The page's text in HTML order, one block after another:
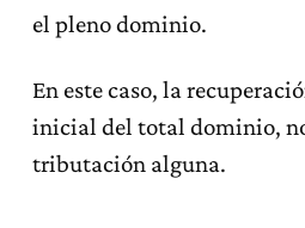
el pleno dominio.
En este caso, la
inicial del total dominio,
tributación alguna.